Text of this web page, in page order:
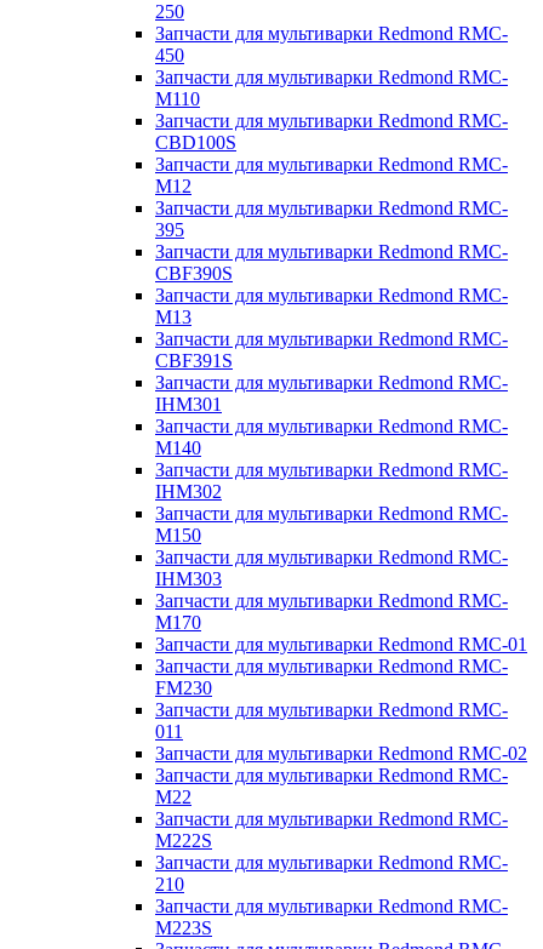
250
Запчасти для мультиварки Redmond RMC-
450
Запчасти для мультиварки Redmond RMC-
M110
Запчасти для мультиварки Redmond RMC-
CBD100S
Запчасти для мультиварки Redmond RMC-
M12
Запчасти для мультиварки Redmond RMC-
395
Запчасти для мультиварки Redmond RMC-
CBF390S
Запчасти для мультиварки Redmond RMC-
M13
Запчасти для мультиварки Redmond RMC-
CBF391S
Запчасти для мультиварки Redmond RMC-
IHM301
Запчасти для мультиварки Redmond RMC-
M140
Запчасти для мультиварки Redmond RMC-
IHM302
Запчасти для мультиварки Redmond RMC-
M150
Запчасти для мультиварки Redmond RMC-
IHM303
Запчасти для мультиварки Redmond RMC-
M170
Запчасти для мультиварки Redmond RMC-01
Запчасти для мультиварки Redmond RMC-
FM230
Запчасти для мультиварки Redmond RMC-
011
Запчасти для мультиварки Redmond RMC-02
Запчасти для мультиварки Redmond RMC-
M22
Запчасти для мультиварки Redmond RMC-
M222S
Запчасти для мультиварки Redmond RMC-
210
Запчасти для мультиварки Redmond RMC-
M223S